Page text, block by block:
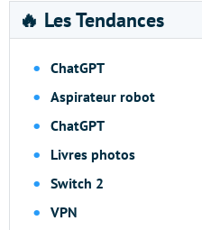
🔥 Les Tendances
ChatGPT
Aspirateur robot
ChatGPT
Livres photos
Switch 2
VPN